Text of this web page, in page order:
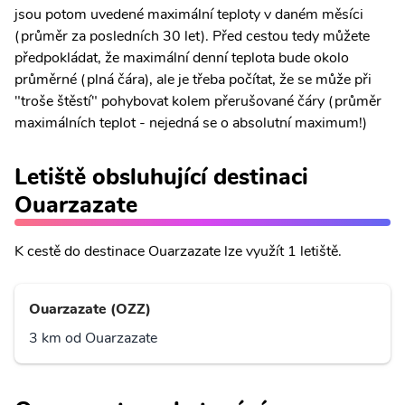
jsou potom uvedené maximální teploty v daném měsíci
(průměr za posledních 30 let). Před cestou tedy můžete
předpokládat, že maximální denní teplota bude okolo
průměrné (plná čára), ale je třeba počítat, že se může při
"troše štěstí" pohybovat kolem přerušované čáry (průměr
maximálních teplot - nejedná se o absolutní maximum!)
Letiště obsluhující destinaci
Ouarzazate
K cestě do destinace Ouarzazate lze využít 1 letiště.
Ouarzazate (OZZ)
3 km od Ouarzazate